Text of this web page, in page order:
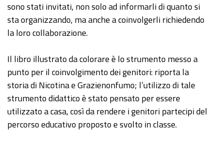
sono stati invitati, non solo ad informarli di quanto si
sta organizzando, ma anche a coinvolgerli richiedendo
la loro collaborazione.
Il libro illustrato da colorare è lo strumento messo a
punto per il coinvolgimento dei genitori: riporta la
storia di Nicotina e Grazienonfumo; l’utilizzo di tale
strumento didattico è stato pensato per essere
utilizzato a casa, così da rendere i genitori partecipi del
percorso educativo proposto e svolto in classe.